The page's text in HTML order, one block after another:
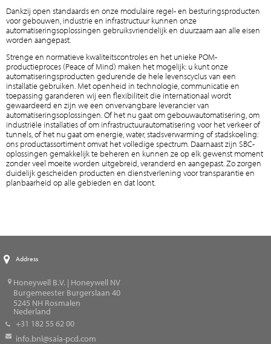
Dankzij open standaards en onze modulaire regel- en besturingsproducten
voor gebouwen, industrie en infrastructuur kunnen onze
automatiseringsoplossingen gebruiksvriendelijk en duurzaam aan alle eisen
worden aangepast.
Strenge en normatieve kwaliteitscontroles en het unieke POM-
productieproces (Peace of Mind) maken het mogelijk: u kunt onze
automatiseringsproducten gedurende de hele levenscyclus van een
installatie gebruiken. Met openheid in technologie, communicatie en
toepassing garanderen wij een flexibiliteit die internationaal wordt
gewaardeerd en zijn we een onvervangbare leverancier van
automatiseringsoplossingen. Of het nu gaat om gebouwautomatisering, om
industriële installaties of om infrastructuurautomatisering voor het verkeer of
tunnels, of het nu gaat om energie, water, stadsverwarming of stadskoeling:
ons productassortiment omvat het volledige spectrum. Daarnaast zijn SBC-
oplossingen gemakkelijk te beheren en kunnen ze op elk gewenst moment
zonder veel moeite worden uitgebreid, veranderd en aangepast. Zo zorgen
duidelijk gescheiden producten en dienstverlening voor transparantie en
planbaarheid op alle gebieden en dat loont.
Address
Honeywell B.V. | Honeywell NV
Burgemeester Burgerslaan 40
5245 NH Rosmalen
Nederland
+31 182 55 62 00
info.bnl@saia-pcd.com